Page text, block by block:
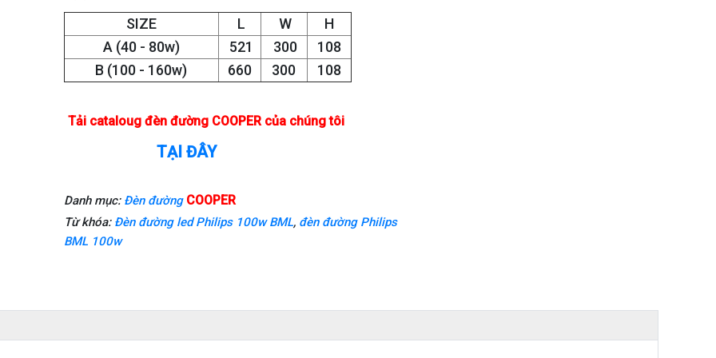
SIZE
L W
H
A (40 - 80w)
521 300
108
B (100 - 160w)
660 300 108
Tải cataloug đèn đường COOPER của chúng tôi
TẠI ĐÂY
Danh mục: Đèn đường COOPER
Từ khóa: Đèn đường led Philips 100w BML, đèn đường Philips
BML 100w